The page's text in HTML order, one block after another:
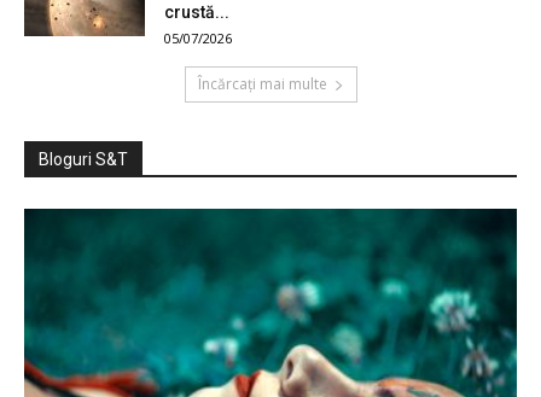
crustă...
05/07/2026
Încărcați mai multe
Bloguri S&T